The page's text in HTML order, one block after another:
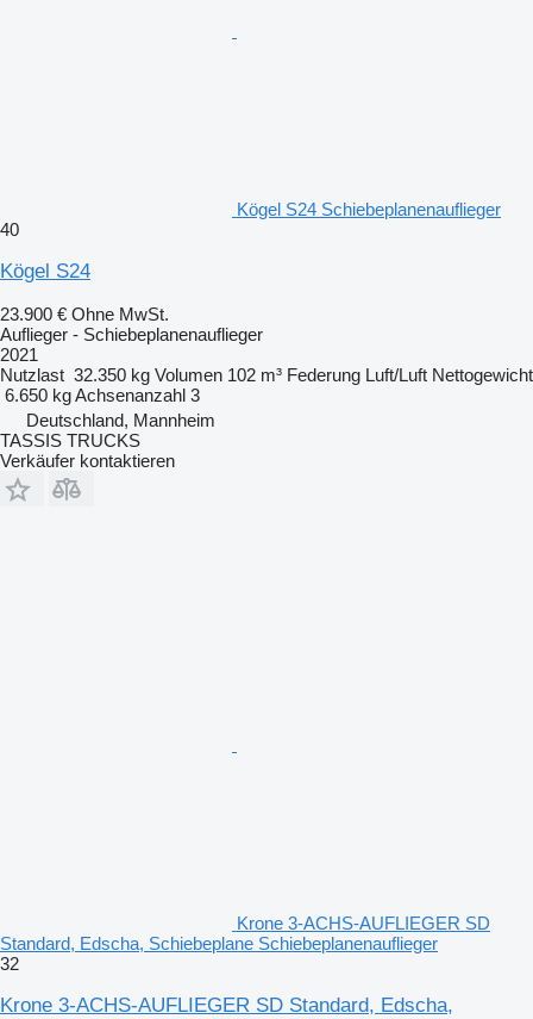
Kögel S24 Schiebeplanenauflieger
40
Kögel S24
23.900 € Ohne MwSt.
Auflieger - Schiebeplanenauflieger
2021
Nutzlast 32.350 kg Volumen 102 m³ Federung Luft/Luft Nettogewicht
6.650 kgAchsenanzahl 3
Deutschland, Mannheim
TASSIS TRUCKS
Verkäufer kontaktieren
Krone 3-ACHS-AUFLIEGER SD
Standard, Edscha, Schiebeplane Schiebeplanenauflieger
32
Krone 3-ACHS-AUFLIEGER SD Standard, Edscha,